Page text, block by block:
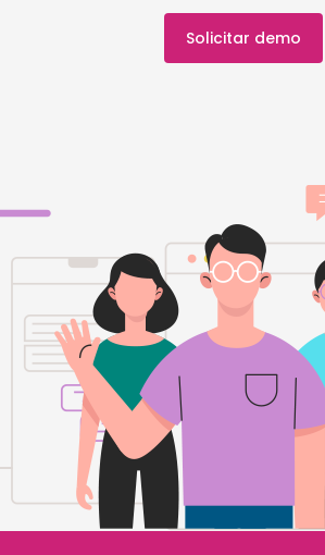
Solicitar demo